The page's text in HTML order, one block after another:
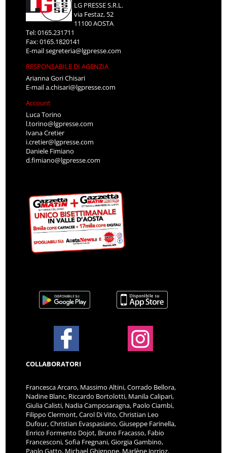
LG PRESSE S.R.L.
via Festaz, 52
11100 AOSTA
Tel: 0165.231711
Fax: 0165.1820141
E-mailsegreteria@lgpresse.com
RESPONSABILE DI AGENZIA
Arianna Gori Chisari
E-maila.chisari@lgpresse.com
Account
Luca Torino
l.torino@lgpresse.com
Ivana Cretier
i.cretier@lgpresse.com
Daniele Fimiano
d.fimiano@lgpresse.com
COLLABORATORI
Francesca Arcaro, Massimo Altini, Corrado Bellora,
Nadine Blanc, Riccardo Bortolotti, Manila Calipari,
Giulia Calisti, Nadia Camposaragna, Paolo Ciambi,
Filippo Clermont, Carol Di Vito, Christian Leo
Dufour, Christian Evaspasiano, Giuseppe Farinella,
Enrico Formento Dojot, Bruno Fracasso, Fabio
Francesconi, Sofia Fregnani, Giorgia Gambino,